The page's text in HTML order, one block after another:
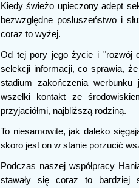
Kiedy świeżo upieczony adept
bezwzględne posłuszeństwo i
coraz to wyżej.
Od tej pory jego życie i "rozwój
selekcji informacji, co sprawia,
stadium zakończenia
wszelki kontakt ze
przyjaciółmi, najbliższą rodziną.
To niesamowite, jak daleko
skoro jest on w stanie porzucić
Podczas naszej współpracy
stawały się coraz to bardziej